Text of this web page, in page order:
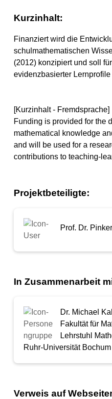
Kurzinhalt:
Finanziert wird die
schulmathematischen
(2012) konzipiert und soll
evidenzbasierter
[Kurzinhalt - Fremdsprache]
Funding is provided for the
mathematical knowledge
and will be used for a
contributions to teaching-
Projektbeteiligte:
Prof. Dr.
In Zusammenarbeit
Dr. Michael
Fakultät für
Lehrstuhl
Ruhr-Universität Bochum
Verweis auf